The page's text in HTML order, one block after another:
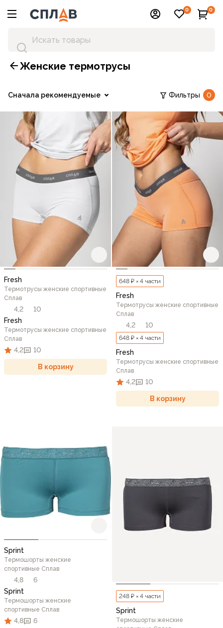
0 0
Женские термотрусы
Сначала рекомендуемые Фильтры 0
Fresh
Термотрусы женские спортивные
Сплав
4,2
10
Fresh
Термотрусы женские спортивные
Сплав
4,2 10
В корзину
648 ₽ × 4 части
Fresh
Термотрусы женские спортивные
Сплав
4,2 10
648 ₽ × 4 части
Fresh
Термотрусы женские спортивные
Сплав
4,2 10
В корзину
Sprint
Термошорты женские
спортивные Сплав
4,8
6
Sprint
Термошорты женские
спортивные Сплав
4,8 6
248 ₽ × 4 части
Sprint
Термошорты женские